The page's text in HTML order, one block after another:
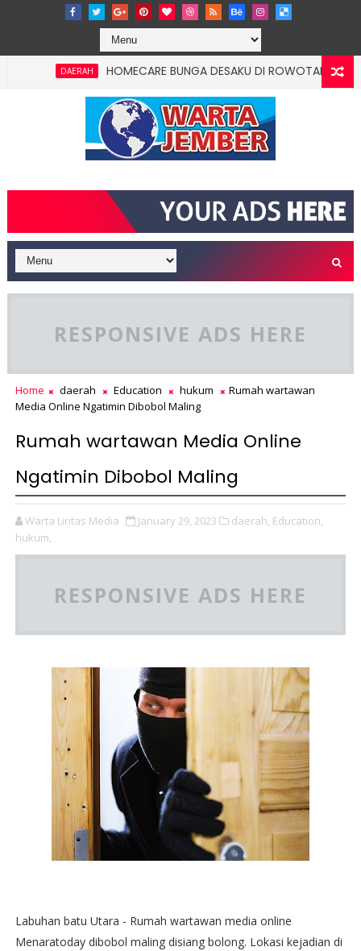
DAERAH HOMECARE BUNGA DESAKU DI ROWOTAMTU:
RESPONSIVE ADS HERE
Home daerah Education hukum
Rumah wartawan
Media Online Ngatimin Dibobol Maling
Rumah wartawan Media Online
Ngatimin Dibobol Maling
Warta Lintas Media January 29, 2023 daerah, Education,
hukum,
RESPONSIVE ADS HERE
Labuhan batu Utara - Rumah wartawan media online
Menaratoday dibobol maling disiang bolong. Lokasi kejadian di